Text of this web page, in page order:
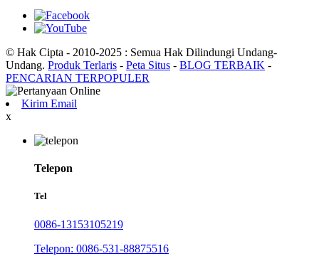
© Hak Cipta - 2010-2025 : Semua Hak Dilindungi Undang-
Undang. Produk Terlaris - Peta Situs - BLOG TERBAIK -
PENCARIAN TERPOPULER
Kirim Email
x
Telepon
Tel
0086-13153105219
Telepon: 0086-531-88875516